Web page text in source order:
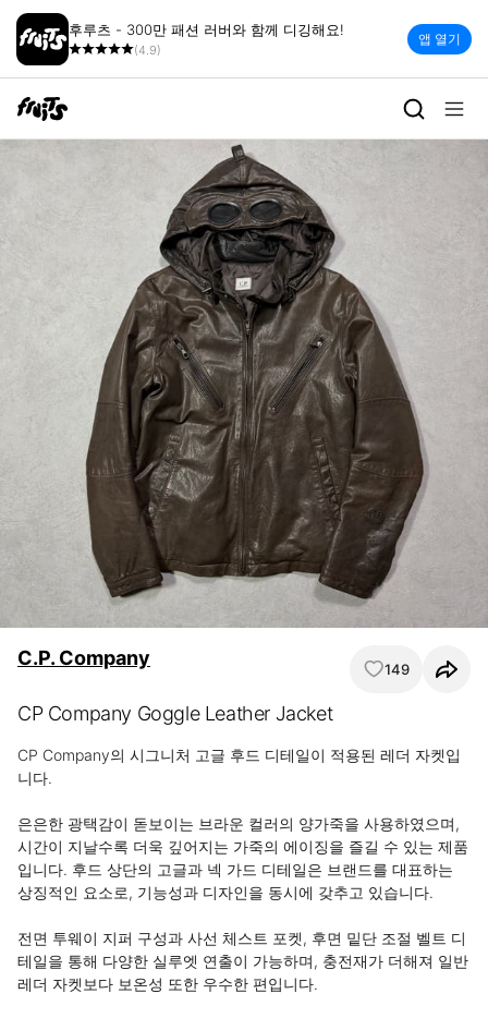
후루츠 - 300만 패션 러버와 함께 디깅해요!
(4.9)
앱 열기
C.P. Company 149
CP Company Goggle Leather Jacket
CP Company의 시그니처 고글 후드 디테일이 적용된 레더 자켓입
니다.
은은한 광택감이 돋보이는 브라운 컬러의 양가죽을 사용하였으며,
시간이 지날수록 더욱 깊어지는 가죽의 에이징을 즐길 수 있는 제품
입니다. 후드 상단의 고글과 넥 가드 디테일은 브랜드를 대표하는
상징적인 요소로, 기능성과 디자인을 동시에 갖추고 있습니다.
전면 투웨이 지퍼 구성과 사선 체스트 포켓, 후면 밑단 조절 벨트 디
테일을 통해 다양한 실루엣 연출이 가능하며, 충전재가 더해져 일반
레더 자켓보다 보온성 또한 우수한 편입니다.